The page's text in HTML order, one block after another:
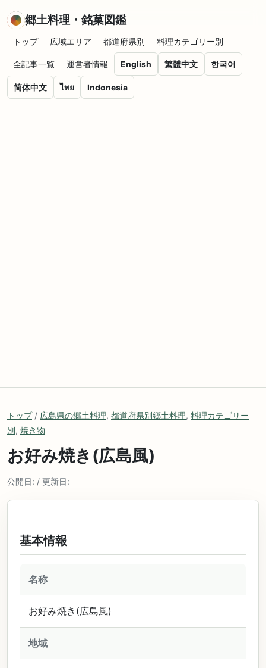
郷土料理・銘菓図鑑
トップ 広域エリア 都道府県別 料理カテゴリー別
全記事一覧 運営者情報 English 繁體中文 한국어
简体中文 ไทย Indonesia
トップ/ 広島県の郷土料理, 都道府県別郷土料理, 料理カテゴリー
別, 焼き物
お好み焼き(広島風)
公開日: / 更新日:
基本情報
名称
お好み焼き(広島風)
地域